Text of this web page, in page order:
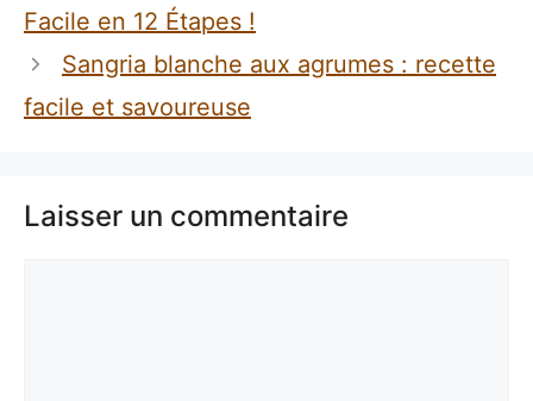
Facile en 12 Étapes !
Sangria blanche aux agrumes : recette
facile et savoureuse
Laisser un commentaire